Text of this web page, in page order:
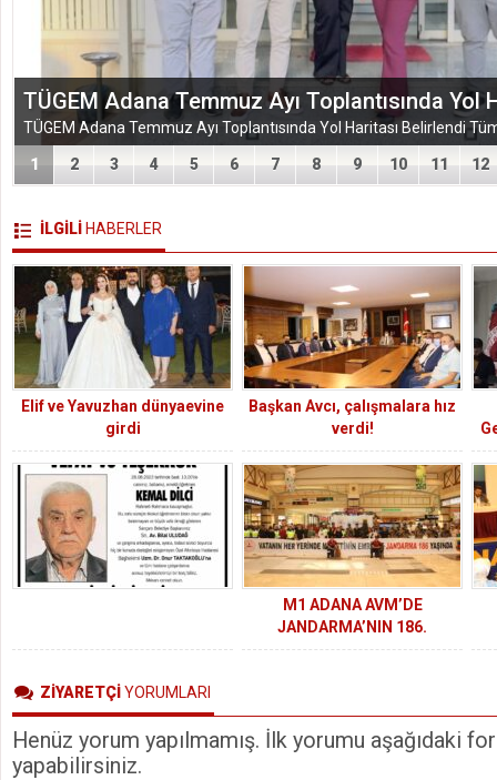
TÜGEM Adana Temmuz Ayı Toplantısında Yol
1 2 3 4 5 6 7 8 9 10 11 12
İLGİLİ HABERLER
Elif ve Yavuzhan dünyaevine
girdi
Başkan Avcı, çalışmalara hız
verdi!
M1 ADANA AVM’DE
JANDARMA’NIN 186.
KURULUŞ YILDÖNÜMÜ
ZİYARETÇİYORUMLARI
Henüz yorum yapılmamış. İlk yorumu aşağıdaki
yapabilirsiniz.